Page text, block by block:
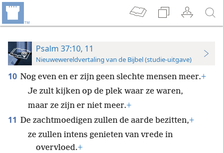
Psalm 37:10, 11
Nieuwewereldvertaling van de Bijbel (studie-uitgave)
10 Nog even en er zijn geen slechte mensen meer.+
Je zult kijken op de plek waar ze waren,
maar ze zijn er niet meer.+
11 De zachtmoedigen zullen de aarde bezitten,+
ze zullen intens genieten van vrede in
overvloed.+